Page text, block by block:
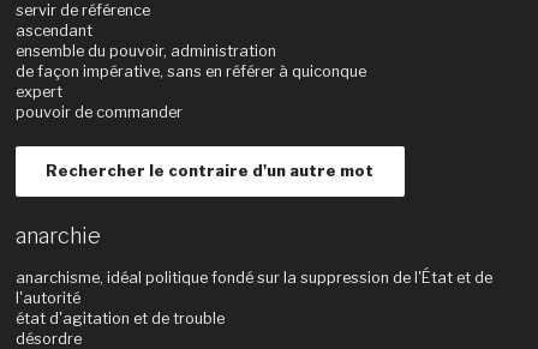
servir de référence
ascendant
ensemble du pouvoir, administration
de façon impérative, sans en référer à quiconque
expert
pouvoir de commander
Rechercher le contraire d'un autre mot
anarchie
anarchisme, idéal politique fondé sur la suppression de l'État et de
l'autorité
état d'agitation et de trouble
désordre